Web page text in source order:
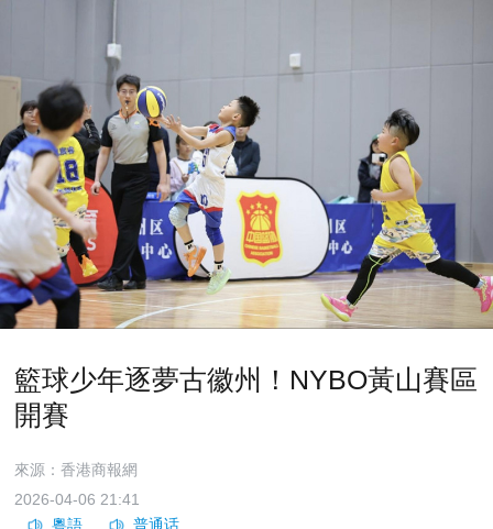
籃球少年逐夢古徽州！NYBO黃山賽區
開賽
來源：香港商報網
2026-04-06 21:41